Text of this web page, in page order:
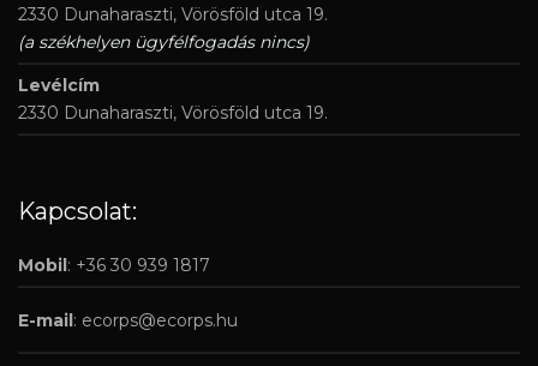
2330 Dunaharaszti, Vörösföld utca 19.
(a székhelyen ügyfélfogadás nincs)
Levélcím
2330 Dunaharaszti, Vörösföld utca 19.
Kapcsolat:
Mobil : +36 30 939 1817
E-mail : ecorps@ecorps.hu